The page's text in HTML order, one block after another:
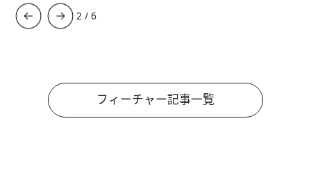
3 /6
フィーチャー記事一覧